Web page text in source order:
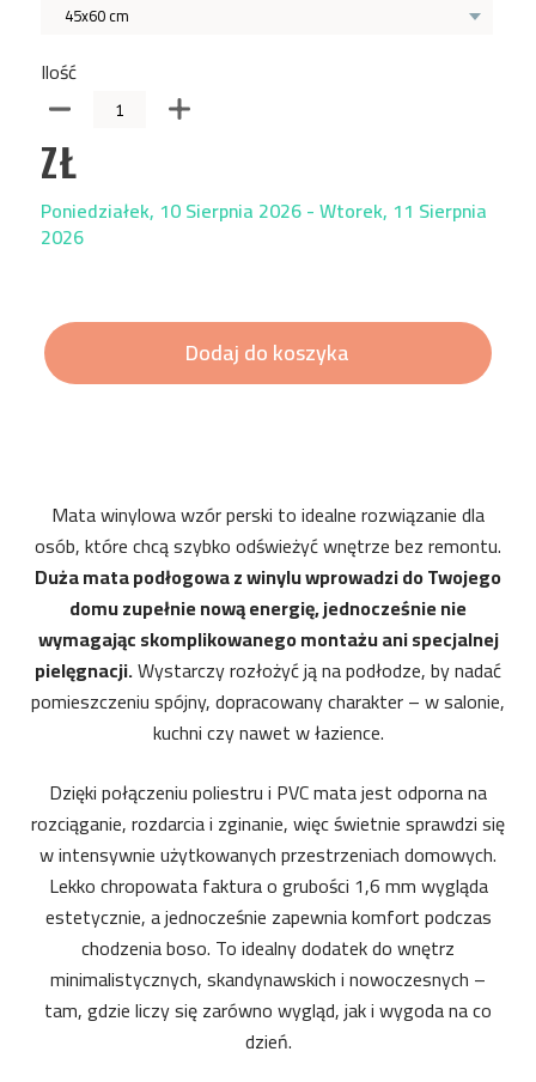
45x60 cm
Ilość
ZŁ
Poniedziałek, 10 Sierpnia 2026 - Wtorek, 11 Sierpnia
2026
Dodaj do koszyka
Mata winylowa wzór perski to idealne rozwiązanie dla
osób, które chcą szybko odświeżyć wnętrze bez remontu.
Duża mata podłogowa z winylu wprowadzi do Twojego
domu zupełnie nową energię, jednocześnie nie
wymagając skomplikowanego montażu ani specjalnej
pielęgnacji.Wystarczy rozłożyć ją na podłodze, by nadać
pomieszczeniu spójny, dopracowany charakter – w salonie,
kuchni czy nawet w łazience.
Dzięki połączeniu poliestru i PVC mata jest odporna na
rozciąganie, rozdarcia i zginanie, więc świetnie sprawdzi się
w intensywnie użytkowanych przestrzeniach domowych.
Lekko chropowata faktura o grubości 1,6 mm wygląda
estetycznie, a jednocześnie zapewnia komfort podczas
chodzenia boso. To idealny dodatek do wnętrz
minimalistycznych, skandynawskich i nowoczesnych –
tam, gdzie liczy się zarówno wygląd, jak i wygoda na co
dzień.